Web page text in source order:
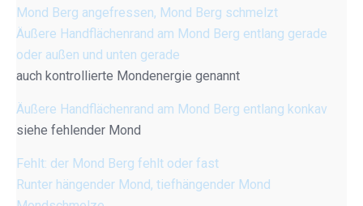
Mond Berg angefressen, Mond Berg schmelzt
Äußere Handflächenrand am Mond Berg entlang gerade
oder außen und unten gerade
auch kontrollierte Mondenergie genannt
Äußere Handflächenrand am Mond Berg entlang konkav
siehe fehlender Mond
Fehlt: der Mond Berg fehlt oder fast
Runter hängender Mond, tiefhängender Mond